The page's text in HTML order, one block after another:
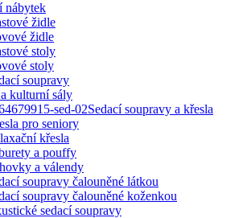
nábytek
židle
židle
stoly
stoly
soupravy
kulturní sály
Sedací soupravy a křesla
pro seniory
křesla
a pouffy
a válendy
soupravy čalouněné látkou
soupravy čalouněné koženkou
sedací soupravy